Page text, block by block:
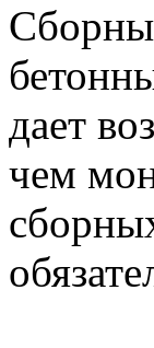
дает
чем